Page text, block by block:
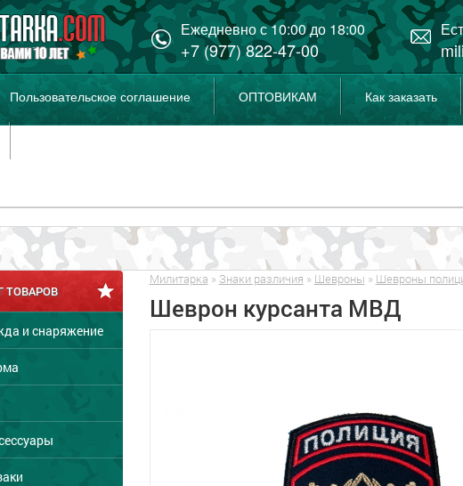
Ежедневно с 10:00 до 18:00
+7 (977) 822-47-00
Пользовательское соглашение ОПТОВИКАМ Как заказать
ТОВАРОВ
и снаряжение
Милитарка » Знаки различия » Шевроны » Шевроны
Шеврон курсанта МВД